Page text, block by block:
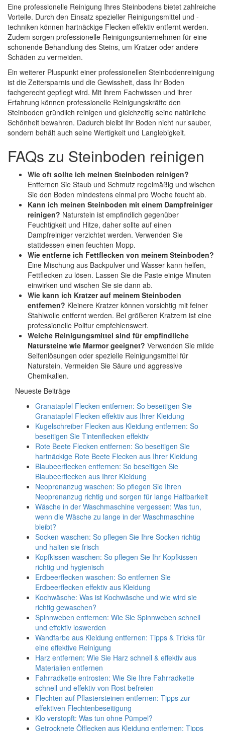
Eine professionelle Reinigung Ihres Steinbodens bietet zahlreiche
Vorteile. Durch den Einsatz spezieller Reinigungsmittel und -
techniken können hartnäckige Flecken effektiv entfernt werden.
Zudem sorgen professionelle Reinigungsunternehmen für eine
schonende Behandlung des Steins, um Kratzer oder andere
Schäden zu vermeiden.
Ein weiterer Pluspunkt einer professionellen Steinbodenreinigung
ist die Zeitersparnis und die Gewissheit, dass Ihr Boden
fachgerecht gepflegt wird. Mit ihrem Fachwissen und ihrer
Erfahrung können professionelle Reinigungskräfte den
Steinboden gründlich reinigen und gleichzeitig seine natürliche
Schönheit bewahren. Dadurch bleibt Ihr Boden nicht nur sauber,
sondern behält auch seine Wertigkeit und Langlebigkeit.
FAQs zu Steinboden reinigen
Wie oft sollte ich meinen Steinboden reinigen?
Entfernen Sie Staub und Schmutz regelmäßig und wischen
Sie den Boden mindestens einmal pro Woche feucht ab.
Kann ich meinen Steinboden mit einem Dampfreiniger
reinigen? Naturstein ist empfindlich gegenüber
Feuchtigkeit und Hitze, daher sollte auf einen
Dampfreiniger verzichtet werden. Verwenden Sie
stattdessen einen feuchten Mopp.
Wie entferne ich Fettflecken von meinem Steinboden?
Eine Mischung aus Backpulver und Wasser kann helfen,
Fettflecken zu lösen. Lassen Sie die Paste einige Minuten
einwirken und wischen Sie sie dann ab.
Wie kann ich Kratzer auf meinem Steinboden
entfernen? Kleinere Kratzer können vorsichtig mit feiner
Stahlwolle entfernt werden. Bei größeren Kratzern ist eine
professionelle Politur empfehlenswert.
Welche Reinigungsmittel sind für empfindliche
Natursteine wie Marmor geeignet? Verwenden Sie milde
Seifenlösungen oder spezielle Reinigungsmittel für
Naturstein. Vermeiden Sie Säure und aggressive
Chemikalien.
Neueste Beiträge
Granatapfel Flecken entfernen: So beseitigen Sie
Granatapfel Flecken effektiv aus Ihrer Kleidung
Kugelschreiber Flecken aus Kleidung entfernen: So
beseitigen Sie Tintenflecken effektiv
Rote Beete Flecken entfernen: So beseitigen Sie
hartnäckige Rote Beete Flecken aus Ihrer Kleidung
Blaubeerflecken entfernen: So beseitigen Sie
Blaubeerflecken aus Ihrer Kleidung
Neoprenanzug waschen: So pflegen Sie Ihren
Neoprenanzug richtig und sorgen für lange Haltbarkeit
Wäsche in der Waschmaschine vergessen: Was tun,
wenn die Wäsche zu lange in der Waschmaschine
bleibt?
Socken waschen: So pflegen Sie Ihre Socken richtig
und halten sie frisch
Kopfkissen waschen: So pflegen Sie Ihr Kopfkissen
richtig und hygienisch
Erdbeerflecken waschen: So entfernen Sie
Erdbeerflecken effektiv aus Kleidung
Kochwäsche: Was ist Kochwäsche und wie wird sie
richtig gewaschen?
Spinnweben entfernen: Wie Sie Spinnweben schnell
und effektiv loswerden
Wandfarbe aus Kleidung entfernen: Tipps & Tricks für
eine effektive Reinigung
Harz entfernen: Wie Sie Harz schnell & effektiv aus
Materialien entfernen
Fahrradkette entrosten: Wie Sie Ihre Fahrradkette
schnell und effektiv von Rost befreien
Flechten auf Pflastersteinen entfernen: Tipps zur
effektiven Flechtenbeseitigung
Klo verstopft: Was tun ohne Pümpel?
Getrocknete Ölflecken aus Kleidung entfernen: Tipps